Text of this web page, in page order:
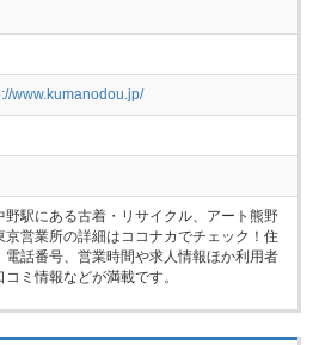
www.kumanodou.jp/
野駅にある古着・リサイクル、アート熊野
京営業所の詳細はココナカでチェック！住
電話番号、営業時間や求人情報ほか利用者
コミ情報などが満載です。